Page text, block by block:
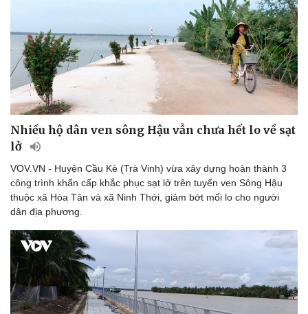
Nhiều hộ dân ven sông Hậu vẫn chưa hết lo về sạt
lở
VOV.VN - Huyện Cầu Kè (Trà Vinh) vừa xây dựng hoàn thành 3
công trình khẩn cấp khắc phục sạt lở trên tuyến ven Sông Hậu
thuộc xã Hòa Tân và xã Ninh Thới, giảm bớt mối lo cho người
dân địa phương.